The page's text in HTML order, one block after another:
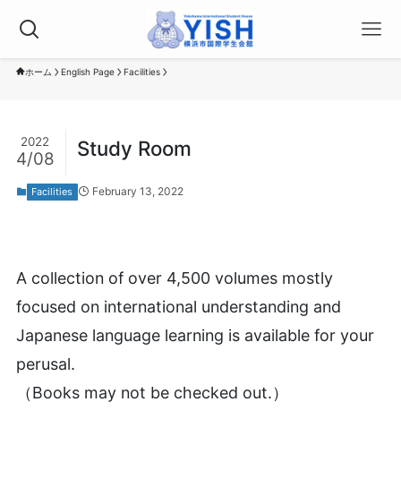
ホーム English Page Facilities
Study Room
2022
4/08
Facilities February 13, 2022
A collection of over 4,500 volumes mostly
focused on international understanding and
Japanese language learning is available for your
perusal.
（Books may not be checked out.）